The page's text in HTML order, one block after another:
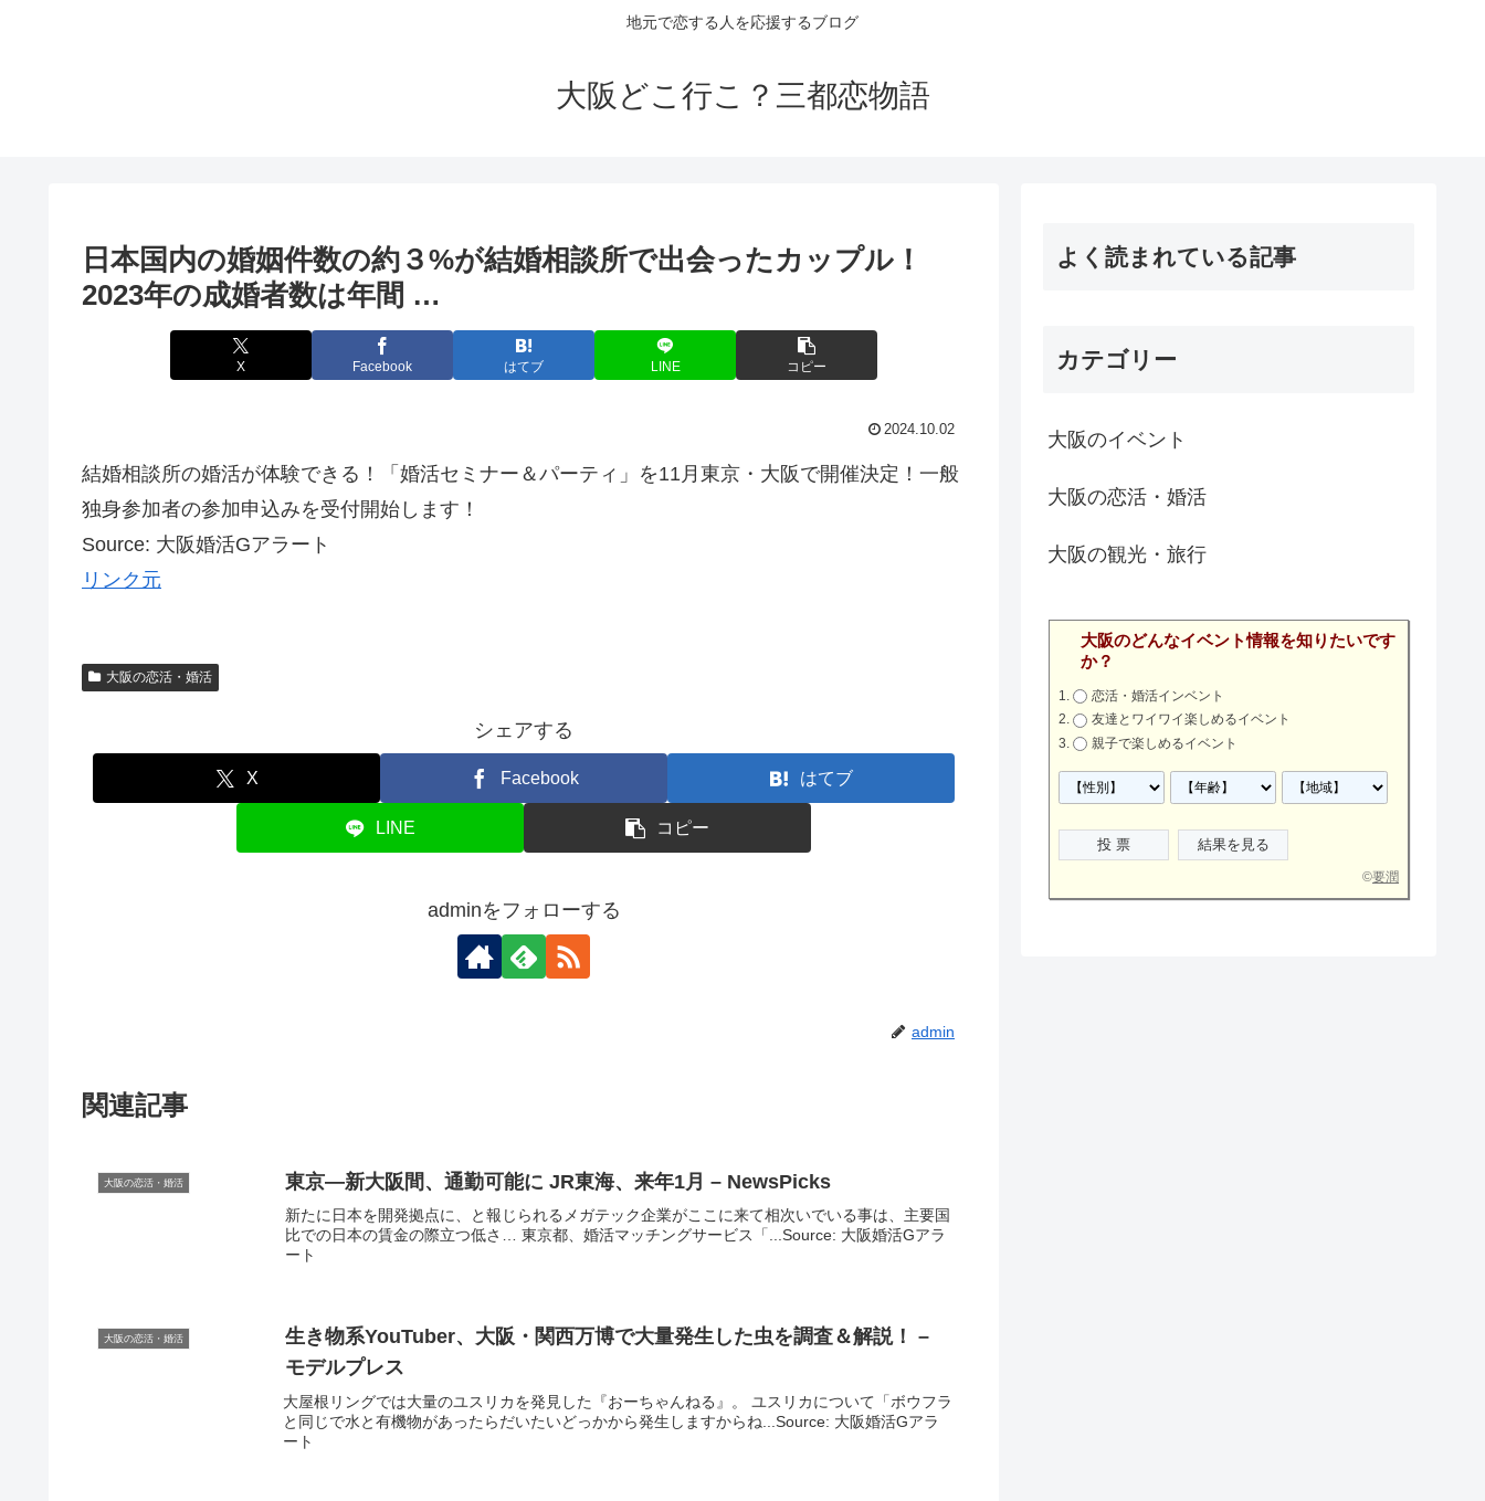
地元で恋する人を応援するブログ
大阪どこ行こ？三都恋物語
日本国内の婚姻件数の約３%が結婚相談所で出会ったカップル！
2023年の成婚者数は年間 …
X Facebook はてブ LINE コピー
2024.10.02
結婚相談所の婚活が体験できる！「婚活セミナー＆パーティ」を11月東京・大阪で開催決定！一般
独身参加者の参加申込みを受付開始します！
Source: 大阪婚活Gアラート
リンク元
大阪の恋活・婚活
シェアする
X Facebook はてブ
LINE コピー
adminをフォローする
admin
関連記事
大阪の恋活・婚活 東京―新大阪 間、通勤可能に JR東海、来年1月 – NewsPicks
新たに日本を開発拠点に、と報じられるメガテック企業がここに来て相次いでいる事は、主要国
比での日本の賃金の際立つ低さ… 東京都、婚活マッチングサービス「...Source: 大阪婚活Gアラ
ート
大阪の恋活・婚活 生き物系YouTuber、 大阪 ・関西万博で大量発生した虫を調査＆解説！ –
モデルプレス
大屋根リングでは大量のユスリカを発見した『おーちゃんねる』。 ユスリカについて「ボウフラ
と同じで水と有機物があったらだいたいどっかから発生しますからね...Source: 大阪婚活Gアラ
ート
よく読まれている記事
カテゴリー
大阪のイベント
大阪の恋活・婚活
大阪の観光・旅行
大阪のどんなイベント情報を知りたいです
か？
恋活・婚活インベント
友達とワイワイ楽しめるイベント
親子で楽しめるイベント
©要潤